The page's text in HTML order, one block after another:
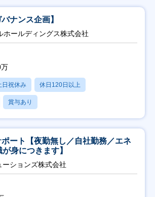
ナンス企画】
ホールディングス株式会社
日祝休み 休日120日以上
賞与あり
ポート【夜勤無し／自社勤務／エネ
身につきます】
ーションズ株式会社